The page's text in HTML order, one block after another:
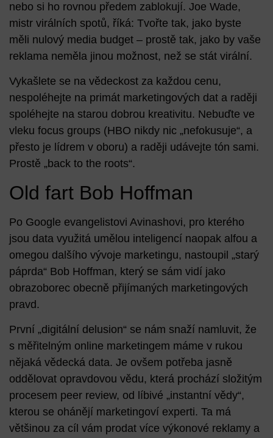
nebo si ho rovnou předem zablokují. Joe Wade,
mistr virálních spotů, říká: Tvořte tak, jako byste
měli nulový media budget – prostě tak, jako by vaše
reklama neměla jinou možnost, než se stát virální.
Vykašlete se na vědeckost za každou cenu,
nespoléhejte na primát marketingových dat a raději
spoléhejte na starou dobrou kreativitu. Nebuďte ve
vleku focus groups (HBO nikdy nic „nefokusuje“, a
přesto je lídrem v oboru) a raději udávejte tón sami.
Prostě „back to the roots“.
Old fart Bob Hoffman
Po Google evangelistovi Avinashovi, pro kterého
jsou data využitá umělou inteligencí naopak alfou a
omegou dalšího vývoje marketingu, nastoupil „starý
páprda“ Bob Hoffman, který se sám vidí jako
obrazoborec obecně přijímaných marketingových
pravd.
První „digitální delusion“ se nám snaží namluvit, že
s měřitelným online marketingem máme v rukou
nějaká vědecká data. Je ovšem potřeba jasně
oddělovat opravdovou vědu, která prochází složitým
procesem peer review, od líbivé „instantní vědy“,
kterou se ohánějí marketingoví experti. Ta má
většinou za cíl vám prodat více výkonové reklamy a